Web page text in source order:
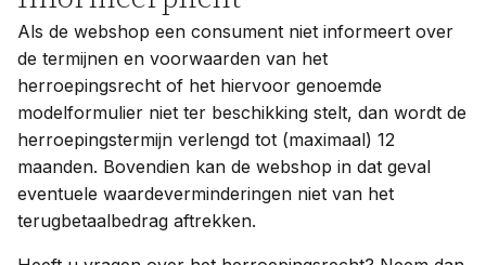
Als de webshop een consument niet informeert over
de termijnen en voorwaarden van het
herroepingsrecht of het hiervoor genoemde
modelformulier niet ter beschikking stelt, dan wordt de
herroepingstermijn verlengd tot (maximaal) 12
maanden. Bovendien kan de webshop in dat geval
eventuele waardeverminderingen niet van het
terugbetaalbedrag aftrekken.